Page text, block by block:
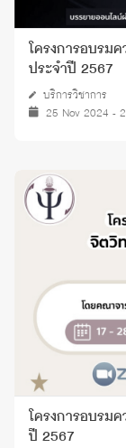
โครงการอบรม
ประจำปี 2567
บริการวิชาการ
25 Nov 2024 -
โครงการอบรม
ปี 2567